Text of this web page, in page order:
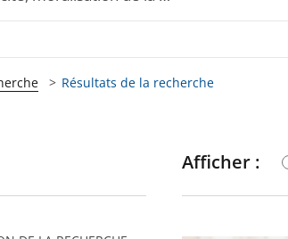
Résultats de la recherche
Afficher :